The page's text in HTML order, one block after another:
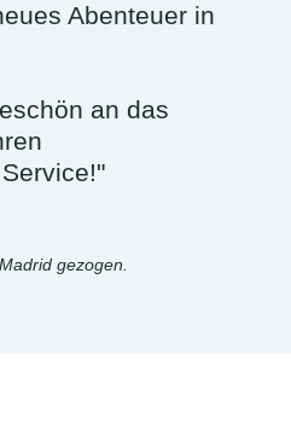
Abenteuer in
an das
gezogen.